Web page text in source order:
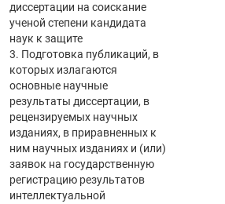
диссертации на соискание
ученой степени кандидата
наук к защите
3. Подготовка публикаций, в
которых излагаются
основные научные
результаты диссертации, в
рецензируемых научных
изданиях, в приравненных к
ним научных изданиях и (или)
заявок на государственную
регистрацию результатов
интеллектуальной